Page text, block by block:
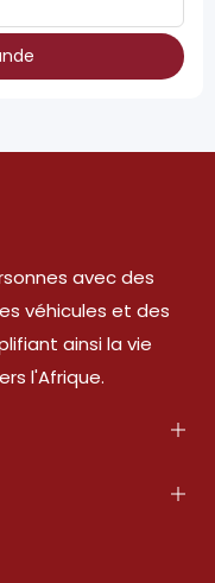
avec des
véhicules et des
ainsi la vie
l'Afrique.